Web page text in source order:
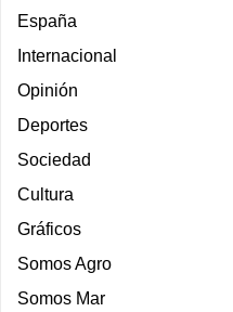
España
Internacional
Opinión
Deportes
Sociedad
Cultura
Gráficos
Somos Agro
Somos Mar